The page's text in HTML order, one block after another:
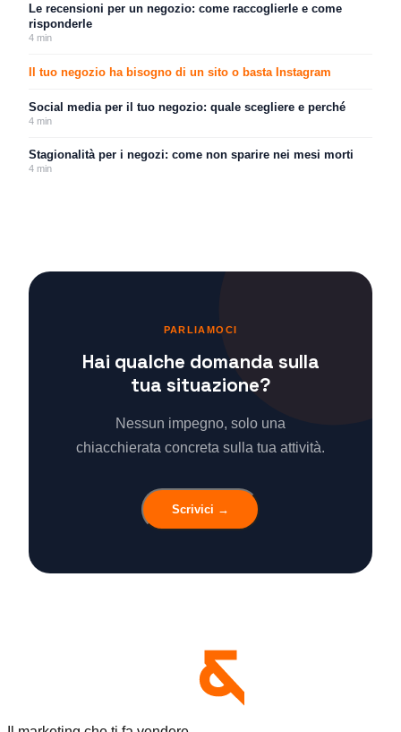
Le recensioni per un negozio: come raccoglierle e come
risponderle
4 min
Il tuo negozio ha bisogno di un sito o basta Instagram
Social media per il tuo negozio: quale scegliere e perché
4 min
Stagionalità per i negozi: come non sparire nei mesi morti
4 min
PARLIAMOCI
Hai qualche domanda sulla
tua situazione?
Nessun impegno, solo una
chiacchierata concreta sulla tua attività.
Scrivici →